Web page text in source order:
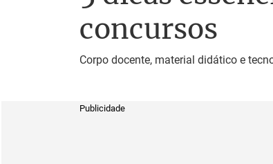
concursos
Corpo docente, material didático e
Publicidade